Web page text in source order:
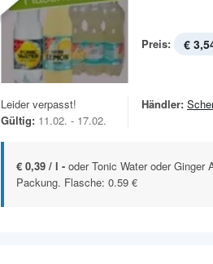
Preis: €
Leider verpasst!
Gültig: 11.02. - 17.02.
Händler:
€ 0,39 / l - oder Tonic Water oder Ginger
Packung. Flasche: 0.59 €